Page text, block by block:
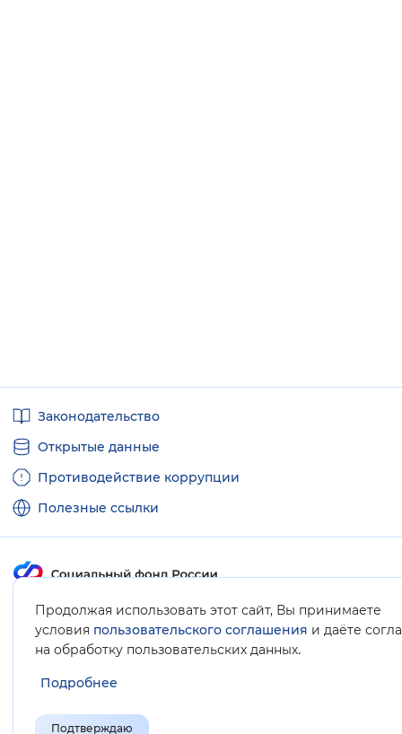
Продолжая использовать этот сайт, Вы принимаете
условия пользовательского соглашения и даёте
на обработку пользовательских данных.
Подробнее
Подтверждаю
ссылкиЗаконодательство
Открытые данные
Противодействие коррупции
Полезные ссылки
Карта сайта